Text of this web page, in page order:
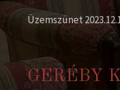
Üzemszünet
GERÉBY